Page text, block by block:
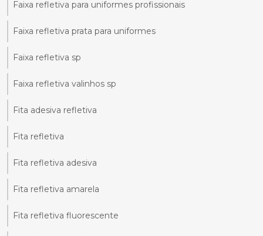
Faixa refletiva para uniformes profissionais
Faixa refletiva prata para uniformes
Faixa refletiva sp
Faixa refletiva valinhos sp
Fita adesiva refletiva
Fita refletiva
Fita refletiva adesiva
Fita refletiva amarela
Fita refletiva fluorescente